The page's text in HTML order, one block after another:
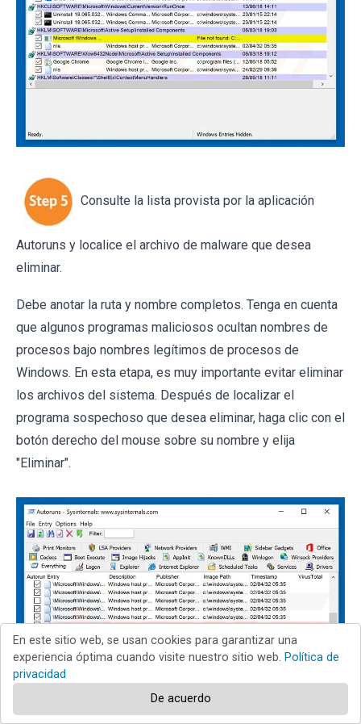
Consulte la lista provista por la aplicación
Autoruns y localice el archivo de malware que desea
eliminar.
Debe anotar la ruta y nombre completos. Tenga en cuenta
que algunos programas maliciosos ocultan nombres de
procesos bajo nombres legítimos de procesos de
Windows. En esta etapa, es muy importante evitar eliminar
los archivos del sistema. Después de localizar el
programa sospechoso que desea eliminar, haga clic con el
botón derecho del mouse sobre su nombre y elija
"Eliminar".
En este sitio web, se usan cookies para garantizar una
experiencia óptima cuando visite nuestro sitio web. Política de
privacidad
De acuerdo